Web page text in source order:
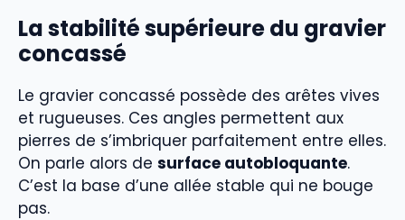
La stabilité supérieure du gravier
concassé
Le gravier concassé possède des arêtes vives
et rugueuses. Ces angles permettent aux
pierres de s’imbriquer parfaitement entre elles.
On parle alors de surface autobloquante.
C’est la base d’une allée stable qui ne bouge
pas.